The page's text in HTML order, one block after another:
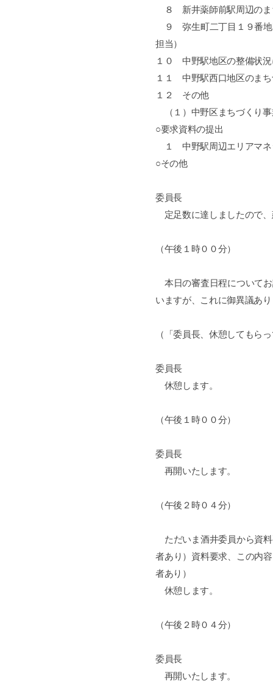
８ 新井薬師前駅周辺のま
９ 弥生町二丁目１９番地
担当）
１０ 中野駅地区の整備状
１１ 中野駅西口地区のま
１２ その他
（１）中野区まちづくり事
○要求資料の提出
１ 中野駅周辺エリアマネ
○その他
委員長
定足数に達しましたので
（午後１時００分）
本日の審査日程について
いますが、これに御異議あ
（「委員長、休憩してもら
委員長
休憩します。
（午後１時００分）
委員長
再開いたします。
（午後２時０４分）
ただいま酒井委員から資
者あり）資料要求、この内
者あり）
休憩します。
（午後２時０４分）
委員長
再開いたします。